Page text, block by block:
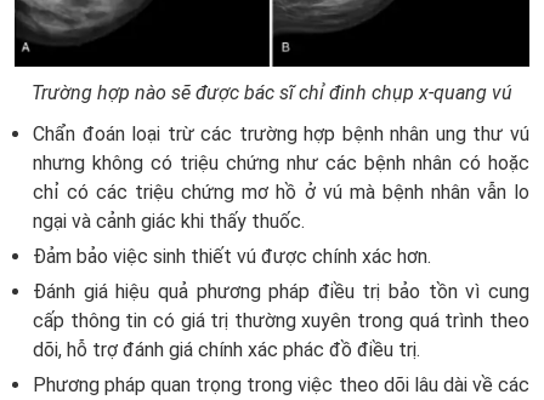
Trường hợp nào sẽ được bác sĩ chỉ đinh chụp x-quang vú
Chẩn đoán loại trừ các trường hợp bệnh nhân ung thư vú
nhưng không có triệu chứng như các bệnh nhân có hoặc
chỉ có các triệu chứng mơ hồ ở vú mà bệnh nhân vẫn lo
ngại và cảnh giác khi thấy thuốc.
Đảm bảo việc sinh thiết vú được chính xác hơn.
Đánh giá hiệu quả phương pháp điều trị bảo tồn vì cung
cấp thông tin có giá trị thường xuyên trong quá trình theo
dõi, hỗ trợ đánh giá chính xác phác đồ điều trị.
Phương pháp quan trọng trong việc theo dõi lâu dài về các